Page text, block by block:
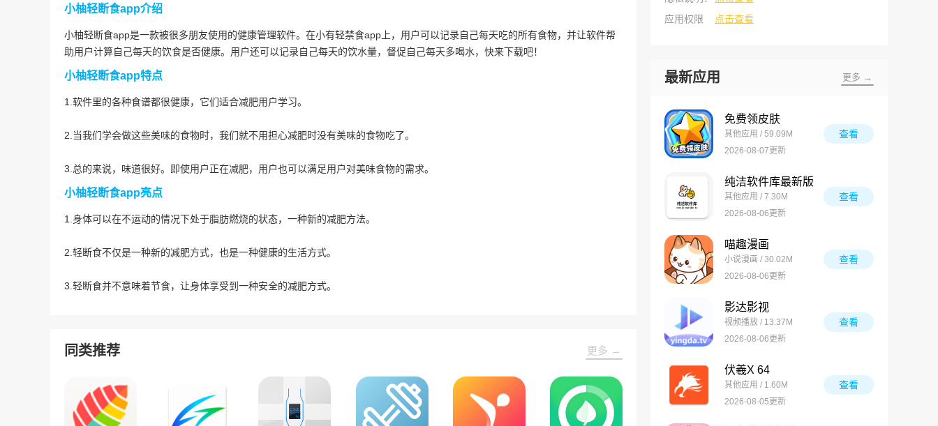
小柚轻断食app介绍
小柚轻断食app是一款被很多朋友使用的健康管理软件。在小有轻禁食app上，用户可以记录自己每天吃的所有食物，并让软件帮
助用户计算自己每天的饮食是否健康。用户还可以记录自己每天的饮水量，督促自己每天多喝水，快来下载吧！
小柚轻断食app特点
1.软件里的各种食谱都很健康，它们适合减肥用户学习。
2.当我们学会做这些美味的食物时，我们就不用担心减肥时没有美味的食物吃了。
3.总的来说，味道很好。即使用户正在减肥，用户也可以满足用户对美味食物的需求。
小柚轻断食app亮点
1.身体可以在不运动的情况下处于脂肪燃烧的状态，一种新的减肥方法。
2.轻断食不仅是一种新的减肥方式，也是一种健康的生活方式。
3.轻断食并不意味着节食，让身体享受到一种安全的减肥方式。
同类推荐 更多 →
应用权限
点击查看
最新应用 更多 →
免费领皮肤
其他应用 / 59.09M
2026-08-07更新
查看
纯洁软件库最新版
其他应用 / 7.30M
2026-08-06更新
查看
喵趣漫画
小说漫画 / 30.02M
2026-08-06更新
查看
影达影视
视频播放 / 13.37M
2026-08-06更新
查看
伏羲X 64
其他应用 / 1.60M
2026-08-05更新
查看